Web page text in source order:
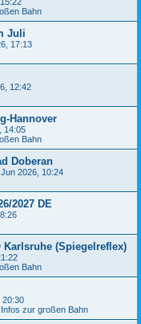
Bahn
Juli
17:13
12:42
Hannover
14:05
Bahn
Doberan
2026, 10:24
2027 DE
Karlsruhe (Spiegelreflex)
Bahn
20:30
zur großen Bahn